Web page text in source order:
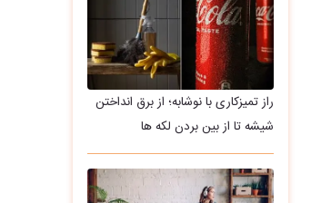
راز تمیزکاری با نوشابه؛ از برق انداختن
شیشه تا از بین بردن لکه ها